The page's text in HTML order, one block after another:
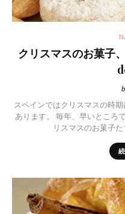
クリスマスのお菓子
スペインではクリスマスの時
あります。 毎年、早いところ
リスマスのお菓子